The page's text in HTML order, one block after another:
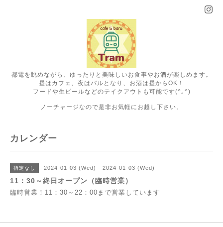
都電を眺めながら、ゆったりと美味しいお食事やお酒が楽しめます。
昼はカフェ、夜はバルとなり、お酒は昼からOK！
フードや生ビールなどのテイクアウトも可能です(^｡^)
ノーチャージなので是非お気軽にお越し下さい。
カレンダー
指定なし 2024-01-03 (Wed) - 2024-01-03 (Wed)
11：30～終日オープン（臨時営業）
臨時営業！11：30～22：00まで営業しています